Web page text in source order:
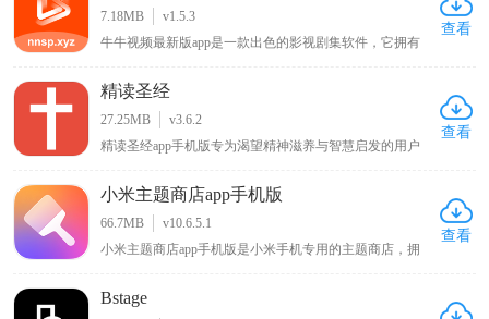
的朋友交流，此外游戏玩家还能在上面找到大神编写的各
种游戏攻略以学习更多游戏技巧，欢迎感兴趣的朋友下载
玩耍！
7.18MB
v1.5.3
牛牛视频最新版app是一款出色的影视剧集软件，它拥有
随心播放这些影视内容，让用户畅享沉浸式的大片观看体
验，满足不同用户多样化的影视观看需求。
查看
精读圣经
27.25MB
v3.6.2
精读圣经app手机版专为渴望精神滋养与智慧启发的用户
读者能深刻领悟上帝教诲，挖掘圣经中的智慧与真理。全
新有声阅读功能，使上帝慈爱之言如在耳畔，给予用户沉
浸式聆听体验，让心灵于阅读和聆听中收获宁静与升华。
查看
小米主题商店app手机版
66.7MB
v10.6.5.1
小米主题商店app手机版是小米手机专用的主题商店，拥
同，同时该APP对安卓原生系统进行优化改良，可使手机
查看
Bstage